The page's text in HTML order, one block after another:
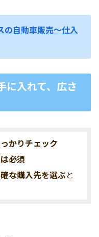
の自動車販売～仕入
入れて、広さ
かりチェック
必須
な購入先を選ぶと